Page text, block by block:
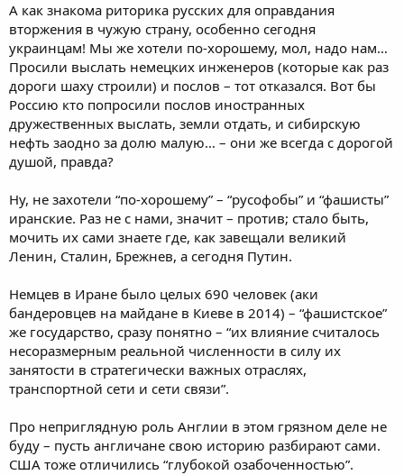
А как знакома риторика русских для оправдания
вторжения в чужую страну, особенно сегодня
украинцам! Мы же хотели по-хорошему, мол, надо нам…
Просили выслать немецких инженеров (которые как раз
дороги шаху строили) и послов – тот отказался. Вот бы
Россию кто попросили послов иностранных
дружественных выслать, земли отдать, и сибирскую
нефть заодно за долю малую… – они же всегда с дорогой
душой, правда?
Ну, не захотели “по-хорошему” – “русофобы” и “фашисты”
иранские. Раз не с нами, значит – против; стало быть,
мочить их сами знаете где, как завещали великий
Ленин, Сталин, Брежнев, а сегодня Путин.
Немцев в Иране было целых 690 человек (аки
бандеровцев на майдане в Киеве в 2014) – “фашистское”
же государство, сразу понятно – “их влияние считалось
несоразмерным реальной численности в силу их
занятости в стратегически важных отраслях,
транспортной сети и сети связи”.
Про неприглядную роль Англии в этом грязном деле не
буду – пусть англичане свою историю разбирают сами.
США тоже отличились “глубокой озабоченностью”.